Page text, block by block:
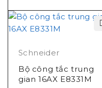
Schneider
Bộ công tắc trung
gian 16AX E8331M